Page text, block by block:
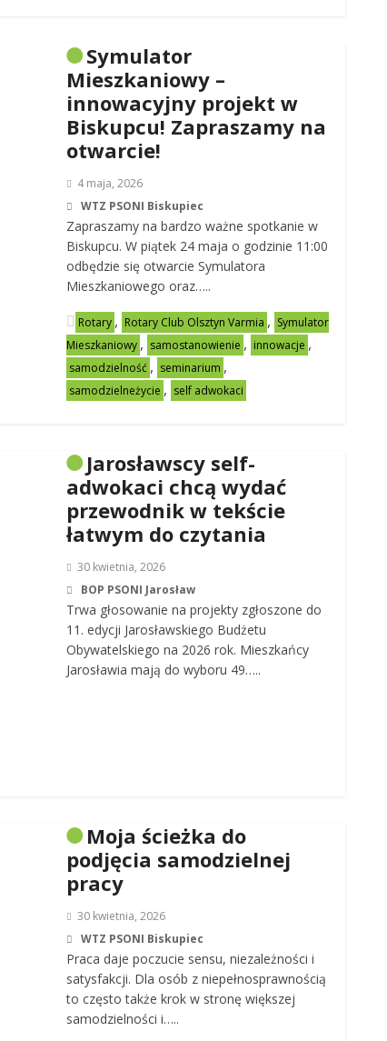
Symulator
Mieszkaniowy –
innowacyjny projekt w
Biskupcu! Zapraszamy na
otwarcie!
4 maja, 2026
WTZ PSONI Biskupiec
Zapraszamy na bardzo ważne spotkanie w
Biskupcu. W piątek 24 maja o godzinie 11:00
odbędzie się otwarcie Symulatora
Mieszkaniowego oraz…..
Rotary , Rotary Club Olsztyn Varmia , Symulator
Mieszkaniowy , samostanowienie , innowacje ,
samodzielność , seminarium ,
samodzielneżycie , self adwokaci
Jarosławscy self-
adwokaci chcą wydać
przewodnik w tekście
łatwym do czytania
30 kwietnia, 2026
BOP PSONI Jarosław
Trwa głosowanie na projekty zgłoszone do
11. edycji Jarosławskiego Budżetu
Obywatelskiego na 2026 rok. Mieszkańcy
Jarosławia mają do wyboru 49…..
Moja ścieżka do
podjęcia samodzielnej
pracy
30 kwietnia, 2026
WTZ PSONI Biskupiec
Praca daje poczucie sensu, niezależności i
satysfakcji. Dla osób z niepełnosprawnością
to często także krok w stronę większej
samodzielności i…..